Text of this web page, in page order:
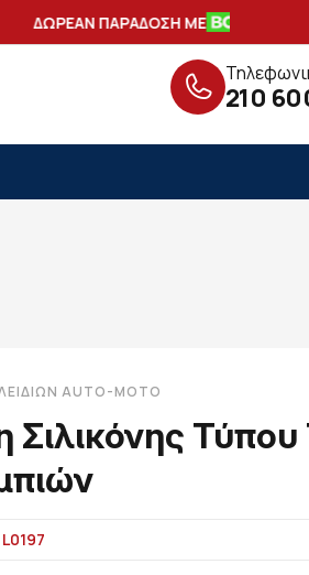
ΔΩΡΕΑΝ ΠΑΡΑΔΟΣΗ ΜΕ
210
AUTO-MOTO
Σιλικόνης